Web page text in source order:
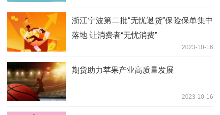
浙江宁波第二批“无忧退货”保险保单集中
落地 让消费者“无忧消费”
2023-10-16
期货助力苹果产业高质量发展
2023-10-16